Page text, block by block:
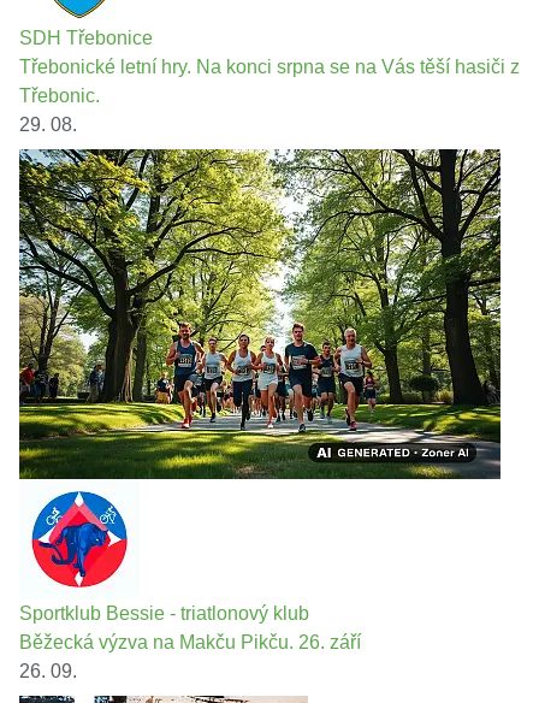
SDH Třebonice
Třebonické letní hry. Na konci srpna se na Vás těší hasiči z
Třebonic.
29. 08.
Sportklub Bessie - triatlonový klub
Běžecká výzva na Makču Pikču. 26. září
26. 09.